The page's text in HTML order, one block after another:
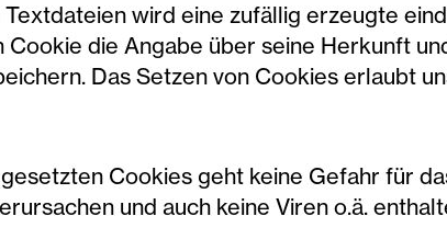
wird eine zufällig erzeugte
die Angabe über seine Herkunft
Das Setzen von Cookies erlaubt
Cookies geht keine Gefahr für
und auch keine Viren o.ä.